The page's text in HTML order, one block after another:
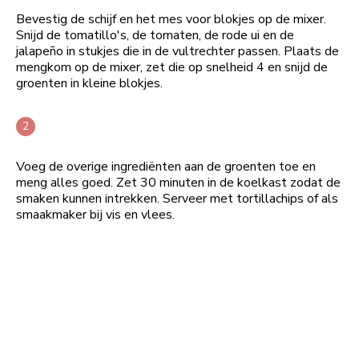
Bevestig de schijf en het mes voor blokjes op de mixer.
Snijd de tomatillo's, de tomaten, de rode ui en de
jalapeño in stukjes die in de vultrechter passen. Plaats de
mengkom op de mixer, zet die op snelheid 4 en snijd de
groenten in kleine blokjes.
Voeg de overige ingrediënten aan de groenten toe en
meng alles goed. Zet 30 minuten in de koelkast zodat de
smaken kunnen intrekken. Serveer met tortillachips of als
smaakmaker bij vis en vlees.